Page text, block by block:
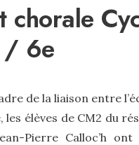
chorale
/ 6e
de la liaison entre
les élèves de CM2 du
Pierre Calloc’h